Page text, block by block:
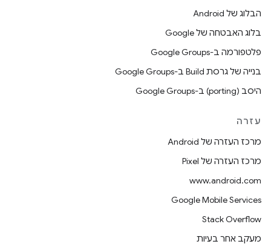
הבלוג של Android
בלוג האבטחה של Google
פלטפורמה ב-Google Groups
בנייה של גרסת Build ב-Google Groups
היסב (porting) ב-Google Groups
עזרה
מרכז העזרה של Android
מרכז העזרה של Pixel
www.android.com
Google Mobile Services
Stack Overflow
מעקב אחר בעיות